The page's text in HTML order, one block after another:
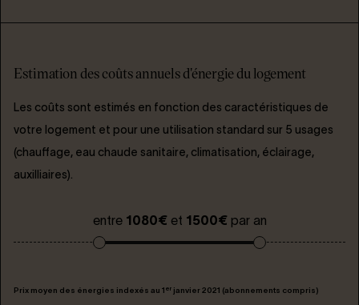
Estimation des coûts annuels d'énergie du logement
Les coûts sont estimés en fonction des caractéristiques de
votre logement et pour une utilisation standard sur 5 usages
(chauffage, eau chaude sanitaire, climatisation, éclairage,
auxilliaires).
entre 1080€et 1500€par an
Prix moyen des énergies indexés au 1 er janvier 2021 (abonnements compris)